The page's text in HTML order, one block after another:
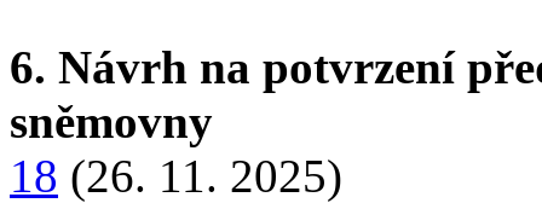
6. Návrh na potvrzení
sněmovny
18 (26. 11. 2025)